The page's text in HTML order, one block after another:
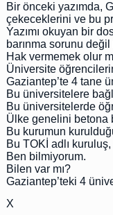
Bir önceki yazımda,
çekeceklerini ve bu
Yazımı okuyan bir
barınma sorunu
Hak vermemek olur
Üniversite
Gaziantep’te 4 tane
Bu üniversitelere
Bu üniversitelerde
Ülke genelini betona
Bu kurumun
Bu TOKİ adlı
Ben bilmiyorum.
Bilen var mı?
Gaziantep’teki 4
X